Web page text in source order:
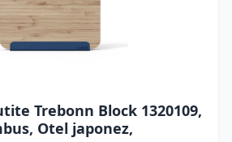
Trebonn Block 1320109,
Otel japonez,